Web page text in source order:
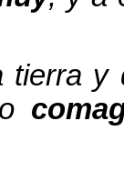
tierra y